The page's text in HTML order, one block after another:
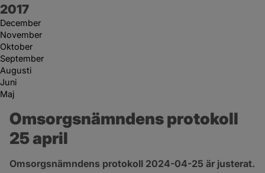
År:
2017
December
November
Oktober
September
Augusti
Juni
Maj
Omsorgsnämndens protokoll
25 april
Omsorgsnämndens protokoll 2024-04-25 är justerat.